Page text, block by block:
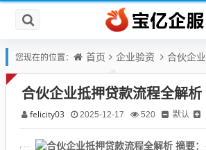
您现在的位置： 首页 企业验资 合伙企
合伙企业抵押贷款流程全解析
felicity03 2025-12-17 520 默认
摘要：